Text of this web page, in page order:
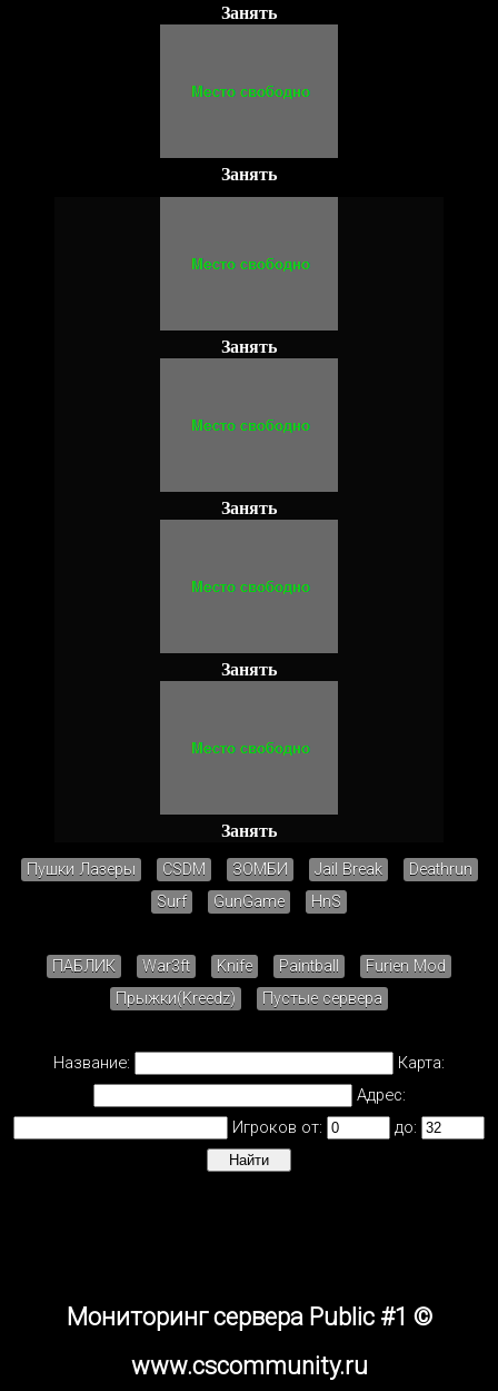
Занять
Занять
Занять
Занять
Занять
Занять
Пушки Лазеры CSDM ЗОМБИ Jail Break
Deathrun
Surf
GunGame HnS
ПАБЛИК War3ft Knife Paintball
Furien Mod
Прыжки(Kreedz)
Пустые сервера
Название:
Карта:
Адрес:
Игроков от:
до:
Мониторинг сервера Public #1 ©
www.cscommunity.ru